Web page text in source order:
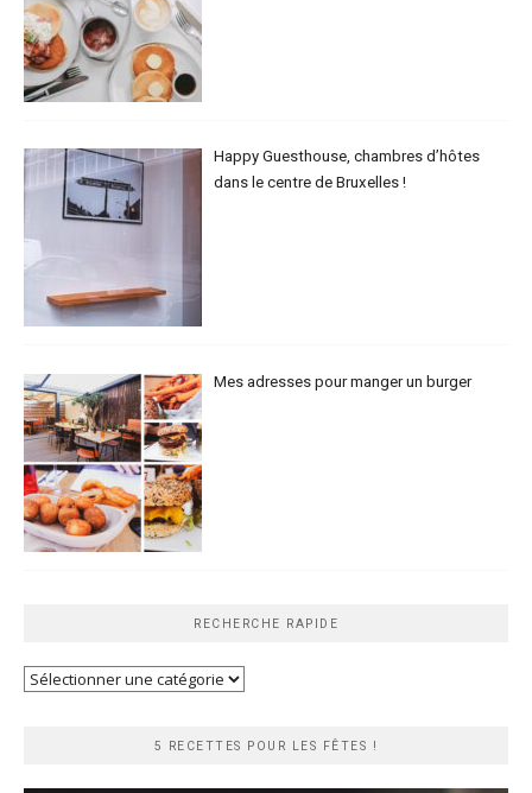
Happy Guesthouse, chambres d’hôtes
dans le centre de Bruxelles !
Mes adresses pour manger un burger
RECHERCHE RAPIDE
Recherche
5 RECETTES POUR LES FÊTES !